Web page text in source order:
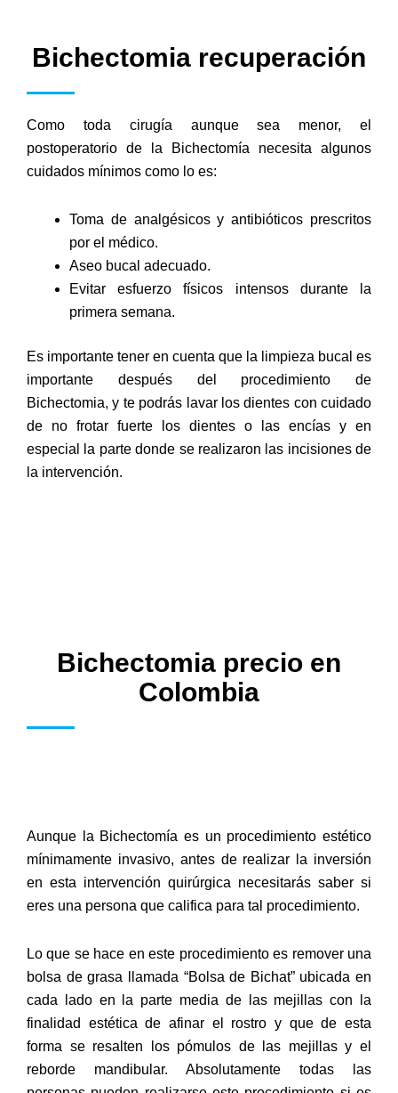
Bichectomia recuperación
Como toda cirugía aunque sea menor, el
postoperatorio de la Bichectomía necesita algunos
cuidados mínimos como lo es:
Toma de analgésicos y antibióticos prescritos
por el médico.
Aseo bucal adecuado.
Evitar esfuerzo físicos intensos durante la
primera semana.
Es importante tener en cuenta que la limpieza bucal es
importante después del procedimiento de
Bichectomia, y te podrás lavar los dientes con cuidado
de no frotar fuerte los dientes o las encías y en
especial la parte donde se realizaron las incisiones de
la intervención.
Bichectomia precio en
Colombia
Aunque la Bichectomía es un procedimiento estético
mínimamente invasivo, antes de realizar la inversión
en esta intervención quirúrgica necesitarás saber si
eres una persona que califica para tal procedimiento.
Lo que se hace en este procedimiento es remover una
bolsa de grasa llamada “Bolsa de Bichat” ubicada en
cada lado en la parte media de las mejillas con la
finalidad estética de afinar el rostro y que de esta
forma se resalten los pómulos de las mejillas y el
reborde mandibular. Absolutamente todas las